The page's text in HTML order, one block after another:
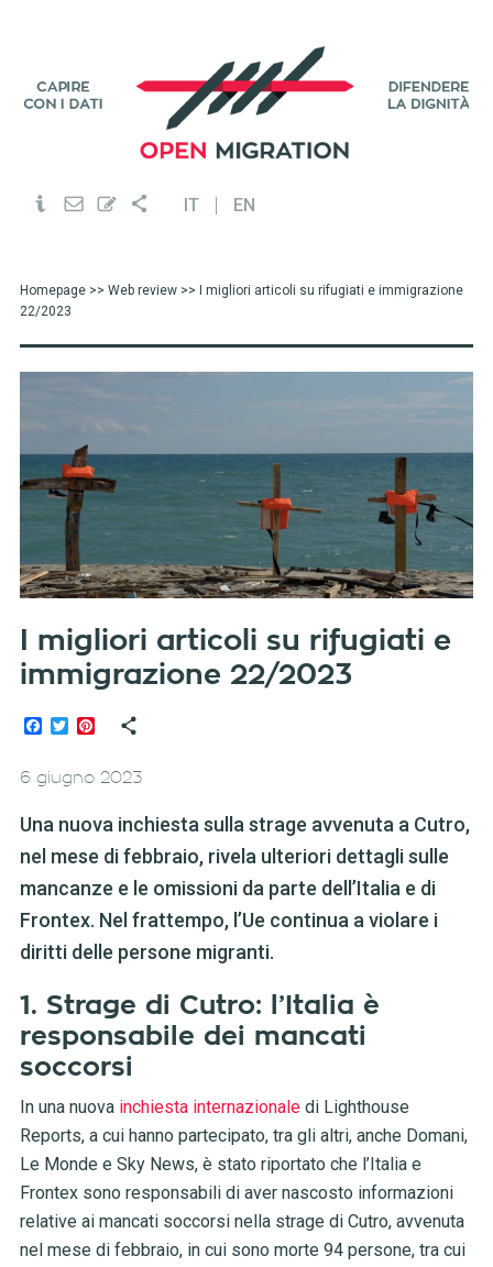
IT EN
Homepage>> Web review>> I migliori articoli su rifugiati e immigrazione
22/2023
I migliori articoli su rifugiati e
immigrazione 22/2023
Facebook
TwitterPinterest
6 giugno 2023
Una nuova inchiesta sulla strage avvenuta a Cutro,
nel mese di febbraio, rivela ulteriori dettagli sulle
mancanze e le omissioni da parte dell’Italia e di
Frontex. Nel frattempo, l’Ue continua a violare i
diritti delle persone migranti.
1. Strage di Cutro: l’Italia è
responsabile dei mancati
soccorsi
In una nuova inchiesta internazionaledi Lighthouse
Reports, a cui hanno partecipato, tra gli altri, anche Domani,
Le Monde e Sky News, è stato riportato che l’Italia e
Frontex sono responsabili di aver nascosto informazioni
relative ai mancati soccorsi nella strage di Cutro, avvenuta
nel mese di febbraio, in cui sono morte 94 persone, tra cui